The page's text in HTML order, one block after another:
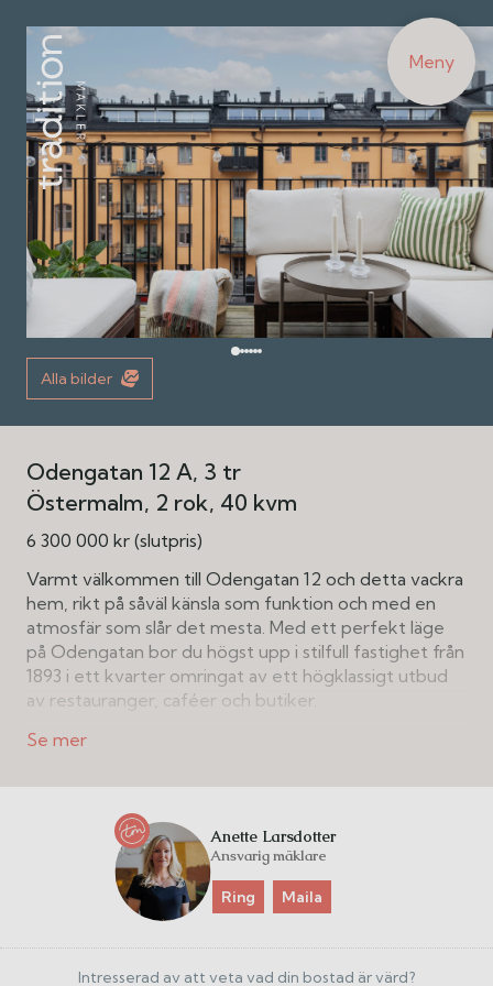
Meny
Alla bilder
Odengatan 12 A, 3 tr
Östermalm 2 rok 40 kvm
6 300 000 kr (slutpris)
Varmt välkommen till Odengatan 12 och detta vackra
hem, rikt på såväl känsla som funktion och med en
atmosfär som slår det mesta. Med ett perfekt läge
på Odengatan bor du högst upp i stilfull fastighet från
1893 i ett kvarter omringat av ett högklassigt utbud
av restauranger, caféer och butiker.
Lägenheten är utmärkt disponerad, yteffektiv och
rymlig matplats samt utgång till härlig möblerbar
balkong med trivsam vy över himmel och takåsar.
Tack vare den rejäla takhöjden och de stora
fönsterpartierna ges en fantastisk känsla av ljus, luft
och rymd. Här finns ett kök som inspirerar till
Anette Larsdotter
Ansvarig mäklare
Ring Maila
Intresserad av att veta vad din bostad är värd?